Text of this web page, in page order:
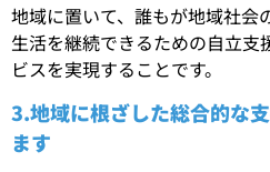
地域に置いて、誰もが地域社会
生活を継続できるための自立支
ビスを実現することです。
3.地域に根ざした総合的な
ます